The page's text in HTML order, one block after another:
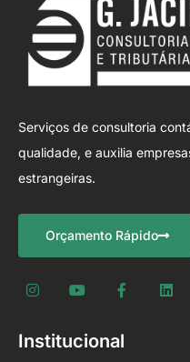
Serviços de consultoria
qualidade, e auxilia
estrangeiras.
Orçamento Rápido
Institucional